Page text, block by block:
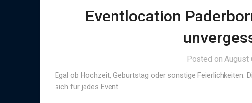
Eventlocation
Posted onAugust
Egal ob Hochzeit, Geburtstag oder sonstige Feierlichkeiten:
sich für jedes Event.